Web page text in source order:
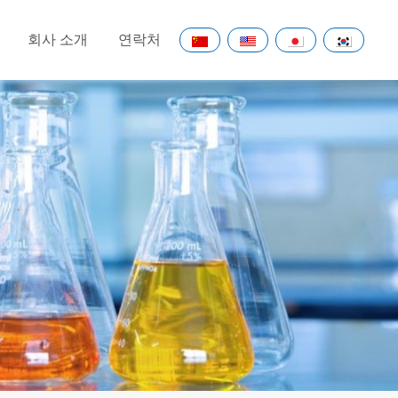
회사 소개 연락처